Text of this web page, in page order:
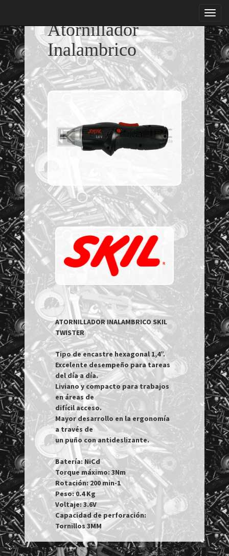
menu
Atornillador
Inalambrico
ATORNILLADOR INALAMBRICO SKIL
TWISTER
Tipo de encastre hexagonal 1,4”.
Excelente desempeño para tareas
del día a día.
Liviano y compacto para trabajos
en áreas de
difícil acceso.
Mayor desarrollo en la ergonomía
a través de
un puño con antideslizante.
Batería: NiCd
Torque máximo: 3Nm
Rotación: 200 min-1
Peso: 0.4 Kg
Voltaje: 3.6V
Capacidad de perforación:
Tornillos 3MM